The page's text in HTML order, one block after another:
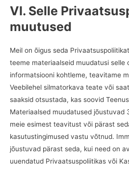
VI. Selle
muutused
Meil on õigus seda
teeme materiaalseid muudatusi selle
informatsiooni kohtleme, teavitame
Veebilehel silmatorkava teate või
saaksid otsustada, kas soovid
Materiaalsed muudatused jõustuvad
meie esimest teavitust või pärast
kasutustingimused vastu võtnud.
jõustuvad pärast seda, kui need on
uuendatud Privaatsuspoliitikas või